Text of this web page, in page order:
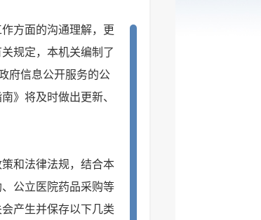
方面的沟通理解，更
规定，本机关编制了
府信息公开服务的公
》将及时做出更新、
和法律法规，结合本
公立医院药品采购等
产生并保存以下几类